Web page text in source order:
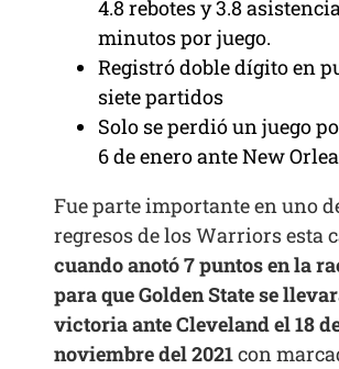
4.8 rebotes y 3.8
minutos por juego.
Registró doble dígito en
siete partidos
Solo se perdió un juego
6 de enero ante New
Fue parte importante en uno
regresos de los Warriors esta
cuando anotó 7 puntos en la
para que Golden State se
victoria ante Cleveland el 18
noviembre del 2021con